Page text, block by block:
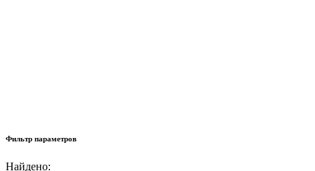
Фильтр параметров
Найдено: